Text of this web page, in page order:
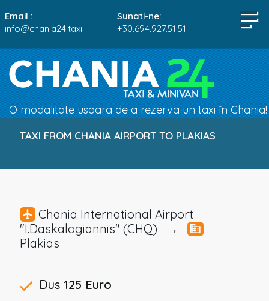
Email :
info@chania24.taxi
Sunati-ne:
+30.694.927.51.51
O modalitate usoara de a rezerva un taxi în Chania!
TAXI FROM CHANIA AIRPORT TO PLAKIAS
Chania International Airport
"I.Daskalogiannis" (CHQ) →
Plakias
Dus 125 Euro